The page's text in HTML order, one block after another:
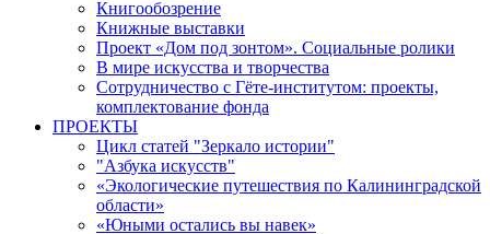
Книгообозрение
Книжные выставки
Проект «Дом под зонтом». Социальные ролики
В мире искусства и творчества
Сотрудничество с Гёте-институтом: проекты,
комплектование фонда
ПРОЕКТЫ
Цикл статей "Зеркало истории"
"Азбука искусств"
«Экологические путешествия по Калининградской
области»
«Юными остались вы навек»